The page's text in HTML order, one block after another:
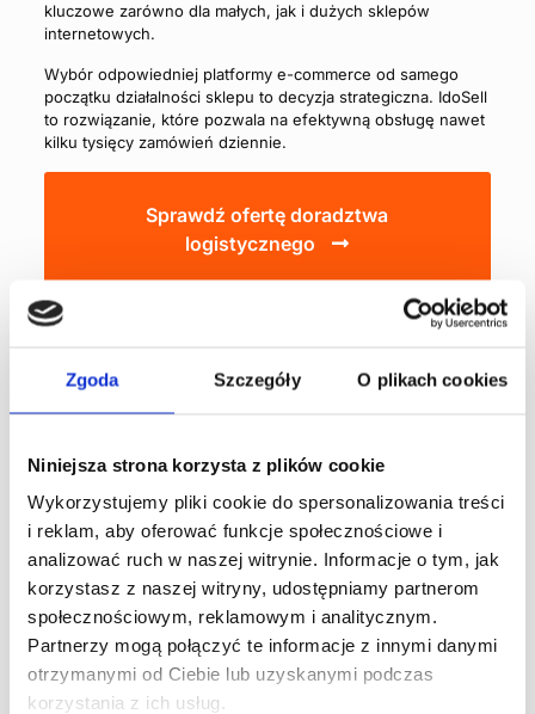
Zgoda Szczegóły O plikach cookies
Niniejsza strona korzysta z plików cookie
Wykorzystujemy pliki cookie do spersonalizowania treści
i reklam, aby oferować funkcje społecznościowe i
analizować ruch w naszej witrynie. Informacje o tym, jak
korzystasz z naszej witryny, udostępniamy partnerom
społecznościowym, reklamowym i analitycznym.
Partnerzy mogą połączyć te informacje z innymi danymi
otrzymanymi od Ciebie lub uzyskanymi podczas
korzystania z ich usług.
kluczowe zarówno dla małych, jak i dużych sklepów
internetowych.
Wybór odpowiedniej platformy e-commerce od samego
początku działalności sklepu to decyzja strategiczna. IdoSell
to rozwiązanie, które pozwala na efektywną obsługę nawet
kilku tysięcy zamówień dziennie.
Sprawdź ofertę doradztwa
logistycznego
Autor - DataConsult
informatycznych, które
wspomagają zarządzanie logistyką
wewnętrzną przedsiębiorstw. Od 21
lat dostarczamy innowacyjne
systemy magazynowe, które
pomagają naszym Klientom
osiągnąć zamierzone korzyści i
cele biznesowe. Specjalizujemy się
w optymalizacji procesów i
przepływów logistyki wewnętrznej z
wykorzystaniem autorskich